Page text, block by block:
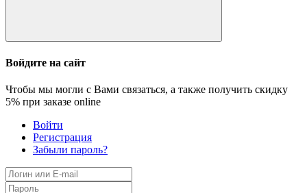
Войдите на сайт
Чтобы мы могли с Вами связаться, а также получить скидку
5% при заказе online
Войти
Регистрация
Забыли пароль?